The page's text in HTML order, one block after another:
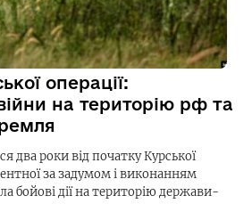
операції:
на територію рф та
два роки від початку Курської
за задумом і виконанням
бойові дії на територію держави-